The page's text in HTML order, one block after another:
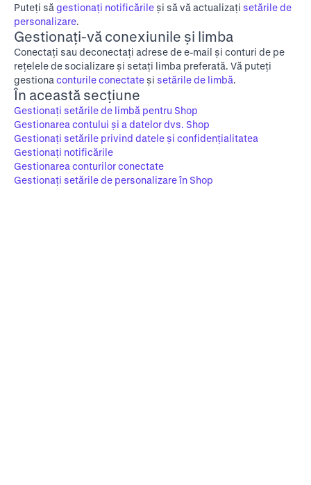
Puteți să gestionați notificările și să vă actualizați setările de
personalizare.
Gestionați-vă conexiunile și limba
Conectați sau deconectați adrese de e-mail și conturi de pe
rețelele de socializare și setați limba preferată. Vă puteți
gestiona conturile conectate și setările de limbă.
În această secțiune
Gestionați setările de limbă pentru Shop
Gestionarea contului și a datelor dvs. Shop
Gestionați setările privind datele și confidențialitatea
Gestionați notificările
Gestionarea conturilor conectate
Gestionați setările de personalizare în Shop